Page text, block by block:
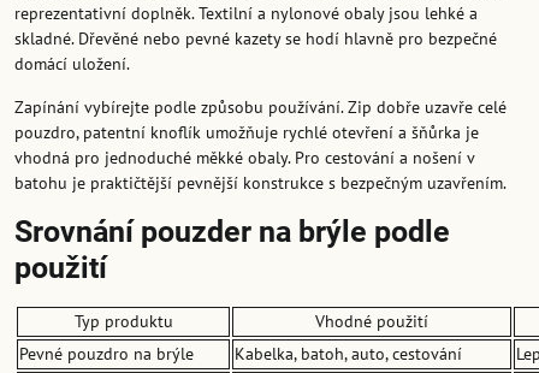
reprezentativní doplněk. Textilní a nylonové obaly jsou lehké a
skladné. Dřevěné nebo pevné kazety se hodí hlavně pro bezpečné
domácí uložení.
Zapínání vybírejte podle způsobu používání. Zip dobře uzavře celé
pouzdro, patentní knoflík umožňuje rychlé otevření a šňůrka je
vhodná pro jednoduché měkké obaly. Pro cestování a nošení v
batohu je praktičtější pevnější konstrukce s bezpečným uzavřením.
Srovnání pouzder na brýle podle
použití
Typ produktu
Vhodné použití
Pevné pouzdro na brýle
Kabelka, batoh, auto, cestování